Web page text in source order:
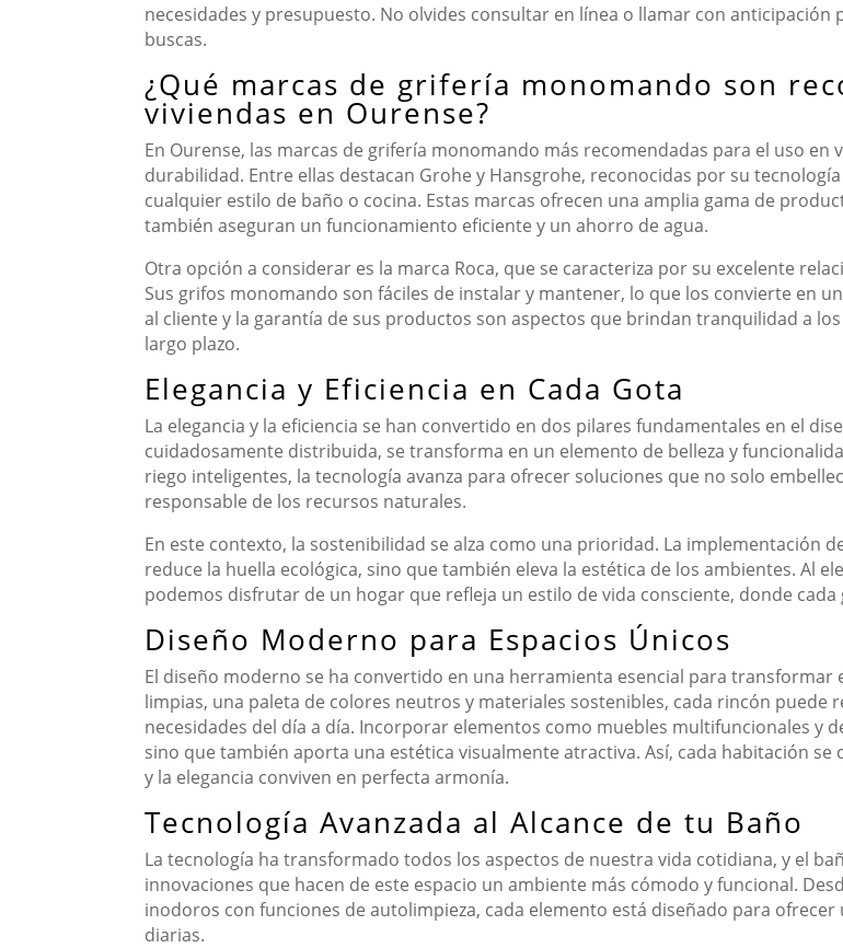
necesidades y presupuesto. No olvides consultar en línea o llamar con
buscas.
¿Qué marcas de grifería monomando son
viviendas en Ourense?
En Ourense, las marcas de grifería monomando más recomendadas para el uso
durabilidad. Entre ellas destacan Grohe y Hansgrohe, reconocidas por su
cualquier estilo de baño o cocina. Estas marcas ofrecen una amplia gama de
también aseguran un funcionamiento eficiente y un ahorro de agua.
Otra opción a considerar es la marca Roca, que se caracteriza por su excelente
Sus grifos monomando son fáciles de instalar y mantener, lo que los convierte en
al cliente y la garantía de sus productos son aspectos que brindan tranquilidad a
largo plazo.
Elegancia y Eficiencia en Cada Gota
La elegancia y la eficiencia se han convertido en dos pilares fundamentales en el
cuidadosamente distribuida, se transforma en un elemento de belleza y
riego inteligentes, la tecnología avanza para ofrecer soluciones que no solo
responsable de los recursos naturales.
En este contexto, la sostenibilidad se alza como una prioridad. La implementación
reduce la huella ecológica, sino que también eleva la estética de los ambientes. Al
podemos disfrutar de un hogar que refleja un estilo de vida consciente, donde
Diseño Moderno para Espacios Únicos
El diseño moderno se ha convertido en una herramienta esencial para transformar
limpias, una paleta de colores neutros y materiales sostenibles, cada rincón puede
necesidades del día a día. Incorporar elementos como muebles multifuncionales y
sino que también aporta una estética visualmente atractiva. Así, cada habitación
y la elegancia conviven en perfecta armonía.
Tecnología Avanzada al Alcance de tu Baño
La tecnología ha transformado todos los aspectos de nuestra vida cotidiana, y el
innovaciones que hacen de este espacio un ambiente más cómodo y funcional.
inodoros con funciones de autolimpieza, cada elemento está diseñado para
diarias.